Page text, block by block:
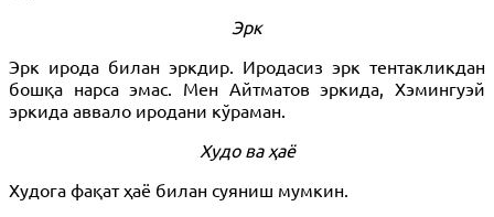
Эрк
Эрк ирода билан эркдир. Иродасиз эрк тентакликдан
бошқа нарса эмас. Мен Айтматов эркида, Хэмингуэй
эркида аввало иродани кўраман.
Худо ва ҳаё
Худога фақат ҳаё билан суяниш мумкин.